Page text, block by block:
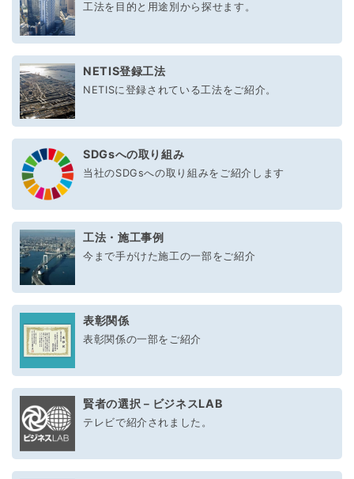
工法を目的と用途別から探せます。
NETIS登録工法
NETISに登録されている工法をご紹介。
SDGsへの取り組み
当社のSDGsへの取り組みをご紹介します
工法・施工事例
今まで手がけた施工の一部をご紹介
表彰関係
表彰関係の一部をご紹介
賢者の選択－ビジネスLAB
テレビで紹介されました。